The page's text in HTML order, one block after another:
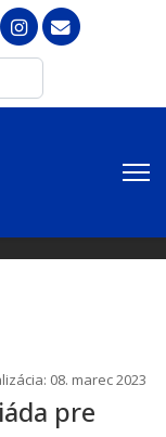
08. marec 2023
pre